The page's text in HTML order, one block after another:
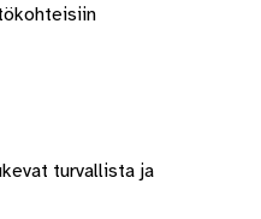
turvallista ja